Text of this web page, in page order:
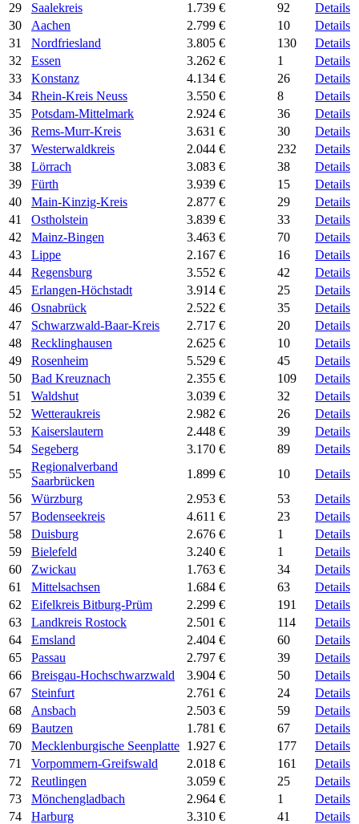
29
Saalekreis 1.739 € 92
Details
30
Aachen 2.799 € 10
Details
31
Nordfriesland 3.805 € 130
Details
32
Essen 3.262 € 1
Details
33
Konstanz 4.134 € 26
Details
34
Rhein-Kreis Neuss 3.550 € 8
Details
35
Potsdam-Mittelmark 2.924 € 36
Details
36
Rems-Murr-Kreis 3.631 € 30
Details
37
Westerwaldkreis 2.044 € 232
Details
38
Lörrach 3.083 € 38
Details
39
Fürth 3.939 € 15
Details
40
Main-Kinzig-Kreis 2.877 € 29
Details
41
Ostholstein 3.839 € 33
Details
42
Mainz-Bingen 3.463 € 70
Details
43
Lippe 2.167 € 16
Details
44
Regensburg 3.552 € 42
Details
45
Erlangen-Höchstadt 3.914 € 25
Details
46
Osnabrück 2.522 € 35
Details
47
Schwarzwald-Baar-Kreis 2.717 € 20
Details
48
Recklinghausen 2.625 € 10
Details
49
Rosenheim 5.529 € 45
Details
50
Bad Kreuznach 2.355 € 109
Details
51
Waldshut 3.039 € 32
Details
52
Wetteraukreis 2.982 € 26
Details
53
Kaiserslautern 2.448 € 39
Details
54
Segeberg 3.170 € 89
Details
55
Regionalverband
Saarbrücken
1.899 € 10
Details
56
Würzburg 2.953 € 53
Details
57
Bodenseekreis 4.611 € 23
Details
58
Duisburg 2.676 € 1
Details
59
Bielefeld 3.240 € 1
Details
60
Zwickau 1.763 € 34
Details
61
Mittelsachsen 1.684 € 63
Details
62
Eifelkreis Bitburg-Prüm 2.299 € 191
Details
63
Landkreis Rostock 2.501 € 114
Details
64
Emsland 2.404 € 60
Details
65
Passau 2.797 € 39
Details
66
Breisgau-Hochschwarzwald 3.904 € 50
Details
67
Steinfurt 2.761 € 24
Details
68
Ansbach 2.503 € 59
Details
69
Bautzen 1.781 € 67
Details
70
Mecklenburgische Seenplatte 1.927 € 177
Details
71
Vorpommern-Greifswald 2.018 € 161
Details
72
Reutlingen 3.059 € 25
Details
73
Mönchengladbach 2.964 € 1
Details
74
Harburg 3.310 € 41 Details